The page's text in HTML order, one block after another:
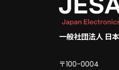
一般社団法人 日
〒100-0004